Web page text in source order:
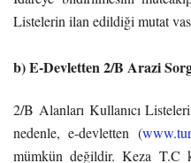
Listelerin ilan edildiği mutat
b) E-Devletten 2/B Arazi
2/B Alanları Kullanıcı
nedenle, e-devletten (
mümkün değildir. Keza T.C